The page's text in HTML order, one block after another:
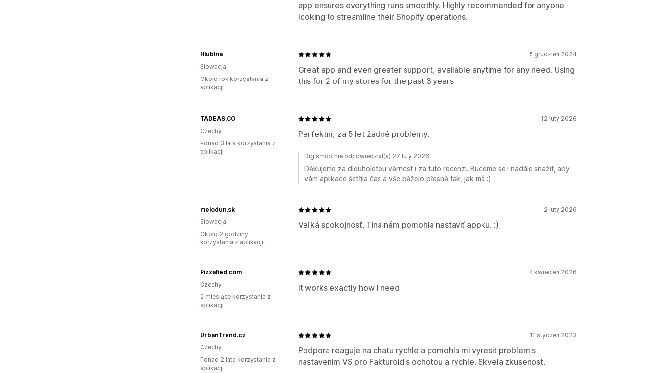
app ensures everything runs smoothly. Highly recommended for anyone
looking to streamline their Shopify operations.
5 grudzień 2024
Great app and even greater support, available anytime for any need. Using
this for 2 of my stores for the past 3 years
Hlubina
Słowacja
Około rok korzystania z
aplikacji
12 luty 2026
Perfektní, za 5 let žádné problémy.
TADEAS.CO
Czechy
Ponad 3 lata korzystania z
aplikacji
Digismoothie odpowiedział(a) 27 luty 2026
Děkujeme za dlouholetou věrnost i za tuto recenzi. Budeme se i nadále snažit, aby
vám aplikace šetřila čas a vše běželo přesně tak, jak má :)
2 luty 2026
Veľká spokojnosť. Tina nám pomohla nastaviť appku. :)
melodun.sk
Słowacja
Około 2 godziny
korzystania z aplikacji
4 kwiecień 2026
It works exactly how I need
Pizzafied.com
Czechy
2 miesiące korzystania z
aplikacji
11 styczeń 2023
Podpora reaguje na chatu rychle a pomohla mi vyresit problem s
nastavenim VS pro Fakturoid s ochotou a rychle. Skvela zkusenost.
UrbanTrend.cz
Czechy
Ponad 2 lata korzystania z
aplikacji